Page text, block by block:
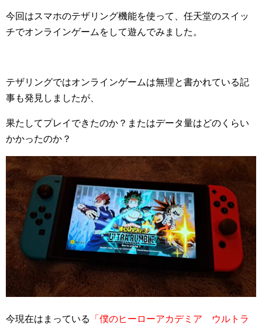
今回はスマホのテザリング機能を使って、任天堂のスイッ
チでオンラインゲームをして遊んでみました。
テザリングではオンラインゲームは無理と書かれている記
事も発見しましたが、
果たしてプレイできたのか？またはデータ量はどのくらい
かかったのか？
今現在はまっている
「僕のヒーローアカデミア ウルトラ